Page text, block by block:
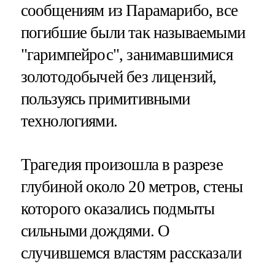
сообщениям из Парамарибо, все
погибшие были так называемыми
"гаримпейрос", занимавшимися
золотодобычей без лицензий,
пользуясь примитивными
технологиями.
Трагедия произошла в разрезе
глубиной около 20 метров, стены
которого оказались подмыты
сильными дождями. О
случившемся властям рассказали